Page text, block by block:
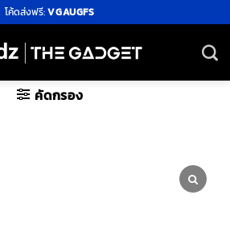
โค้ดส่งฟรี:VGAUGFS
คัดกรอง